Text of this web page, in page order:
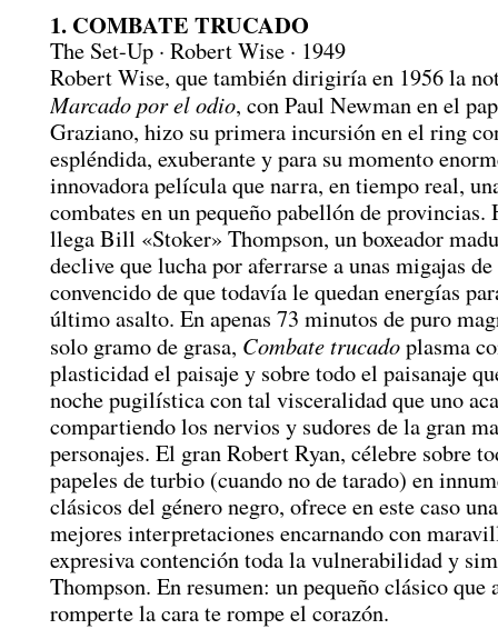
1. COMBATE TRUCADO
The Set-Up · Robert Wise · 1949
Robert Wise, que también dirigiría en 1956 la
Marcado por el odio, con Paul Newman en el
Graziano, hizo su primera incursión en el ring
espléndida, exuberante y para su momento
innovadora película que narra, en tiempo real,
combates en un pequeño pabellón de provincias.
llega Bill «Stoker» Thompson, un boxeador
declive que lucha por aferrarse a unas migajas
convencido de que todavía le quedan energías
último asalto. En apenas 73 minutos de puro
solo gramo de grasa, Combate trucadoplasma
plasticidad el paisaje y sobre todo el paisanaje
noche pugilística con tal visceralidad que uno
compartiendo los nervios y sudores de la gran
personajes. El gran Robert Ryan, célebre sobre
papeles de turbio (cuando no de tarado) en
clásicos del género negro, ofrece en este caso
mejores interpretaciones encarnando con
expresiva contención toda la vulnerabilidad y
Thompson. En resumen: un pequeño clásico que
romperte la cara te rompe el corazón.